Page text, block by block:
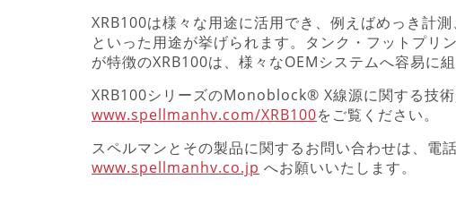
XRB100は様々な用途に活用でき、例えばめっき計
といった用途が挙げられます。タンク・フットプリ
が特徴のXRB100は、様々なOEMシステムへ容易に
XRB100シリーズのMonoblock® X線源に関する技術
www.spellmanhv.com/XRB100をご覧ください。
スペルマンとその製品に関するお問い合わせは、電
www.spellmanhv.co.jp へお願いいたします。